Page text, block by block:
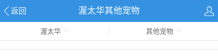
返回 渥太华其他宠物
渥太华 其他宠物